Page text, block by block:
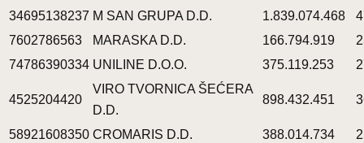
34695138237 M SAN GRUPA D.D. 1.839.074.468
7602786563
MARASKA D.D. 166.794.919
74786390334 UNILINE D.O.O. 375.119.253
4525204420
VIRO TVORNICA ŠEĆERA
D.D.
898.432.451
58921608350 CROMARIS D.D. 388.014.734